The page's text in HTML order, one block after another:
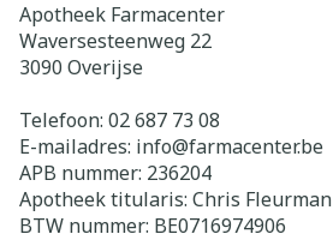
Apotheek Farmacenter
Waversesteenweg 22
3090 Overijse
Telefoon: 02 687 73 08
E-mailadres: info@farmacenter.be
APB nummer: 236204
Apotheek titularis: Chris Fleurman
BTW nummer: BE0716974906